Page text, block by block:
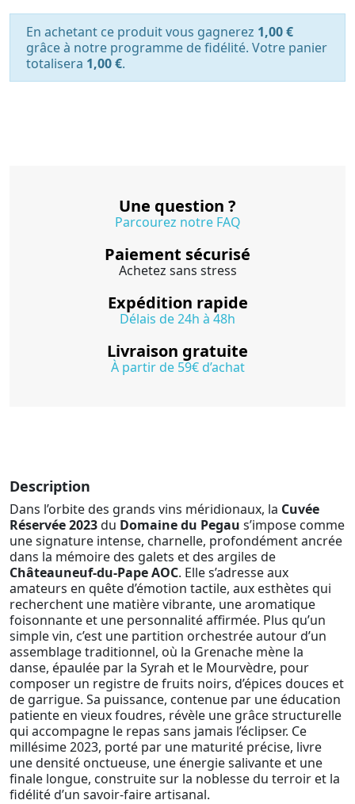
En achetant ce produit vous gagnerez 1,00 €
grâce à notre programme de fidélité. Votre panier
totalisera 1,00 €.
Une question ?
Parcourez notre FAQ
Paiement sécurisé
Achetez sans stress
Expédition rapide
Délais de 24h à 48h
Livraison gratuite
À partir de 59€ d’achat
Description
Dans l’orbite des grands vins méridionaux, la Cuvée
Réservée 2023du Domaine du Pegau s’impose comme
une signature intense, charnelle, profondément ancrée
dans la mémoire des galets et des argiles de
Châteauneuf-du-Pape AOC. Elle s’adresse aux
amateurs en quête d’émotion tactile, aux esthètes qui
recherchent une matière vibrante, une aromatique
foisonnante et une personnalité affirmée. Plus qu’un
simple vin, c’est une partition orchestrée autour d’un
assemblage traditionnel, où la Grenache mène la
danse, épaulée par la Syrah et le Mourvèdre, pour
composer un registre de fruits noirs, d’épices douces et
de garrigue. Sa puissance, contenue par une éducation
patiente en vieux foudres, révèle une grâce structurelle
qui accompagne le repas sans jamais l’éclipser. Ce
millésime 2023, porté par une maturité précise, livre
une densité onctueuse, une énergie salivante et une
finale longue, construite sur la noblesse du terroir et la
fidélité d’un savoir-faire artisanal.